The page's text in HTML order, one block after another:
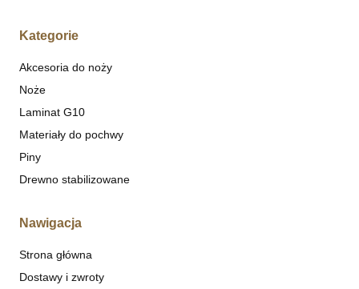
Kategorie
Akcesoria do noży
Noże
Laminat G10
Materiały do pochwy
Piny
Drewno stabilizowane
Nawigacja
Strona główna
Dostawy i zwroty